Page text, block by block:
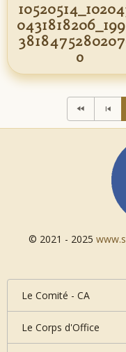
o
© 2021 - 2025
Le Comité - CA
Le Corps d'Office